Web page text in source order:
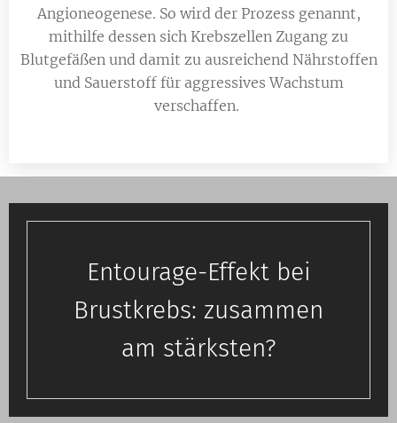
Angioneogenese. So wird der Prozess genannt,
mithilfe dessen sich Krebszellen Zugang zu
Blutgefäßen und damit zu ausreichend Nährstoffen
und Sauerstoff für aggressives Wachstum
verschaffen.
Entourage-Effekt bei
Brustkrebs: zusammen
am stärksten?